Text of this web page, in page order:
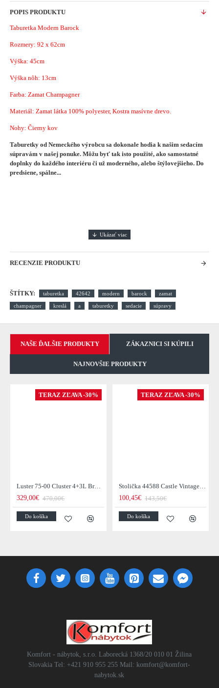
POPIS PRODUKTU
Taburetka Modern Barock
Rozmery: 92 x 62cm
Výška: 45cm
Výška nôh: 13cm
Farba: Zamat Champagner
Materiál: Zamat látka 100% polyester, Kostra masívne drevo.
Nohy: Čierny kov
Taburetky od Nemeckého výrobcu sa dokonale hodia k našim sedacím
súpravám v našej ponuke. Môžu byť tak isto použité, ako samostatné
doplnky do každého interiéru či už moderného, alebo štýlovejšieho. Do
predsiene, spálne...
RECENZIE PRODUKTU
ŠTÍTKY: taburetka 42642 modern barock zamat
champagner kreslá a taburetky sedacie súpravy
NAŠE ĎALŠIE PRODUKTY ZÁKAZNICI SI KÚPILI
NAJNOVŠIE PRODUKTY
TERAZ ZĽAVA -30%
Luster 75-00 Cluster 4+3L Brown + Jantar Glass
329,00€ 470,00€
Do košíka
TERAZ ZĽAVA -30%
Stolička 44588 Castle Vintage Black
100,45€ 143,50€
Do košíka
Komfort - nábytok, s.r.o. Laborecká 1368/20 010 01 Žilina
Slovakia Tel: +421 910 955 255 Mail: komfort@komfort-
nabytok.sk